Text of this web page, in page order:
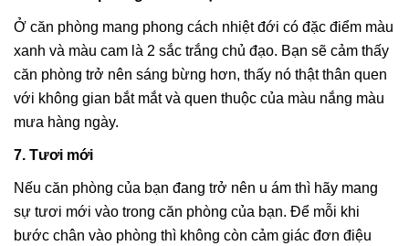
Ở căn phòng mang phong cách nhiệt đới có đặc điểm màu
xanh và màu cam là 2 sắc trắng chủ đạo. Bạn sẽ cảm thấy
căn phòng trở nên sáng bừng hơn, thấy nó thật thân quen
với không gian bắt mắt và quen thuộc của màu nắng màu
mưa hàng ngày.
7. Tươi mới
Nếu căn phòng của bạn đang trở nên u ám thì hãy mang
sự tươi mới vào trong căn phòng của bạn. Để mỗi khi
bước chân vào phòng thì không còn cảm giác đơn điệu